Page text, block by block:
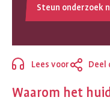
Steun onderzoek
Lees voor Deel
Sluiten
Waarom het